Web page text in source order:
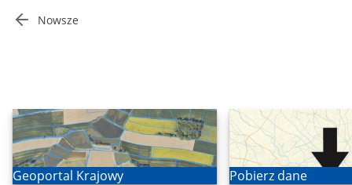
Stronicowanie
Nowsze
Otwórz
Geoportal Krajowy Otwórz
Pobierz dane